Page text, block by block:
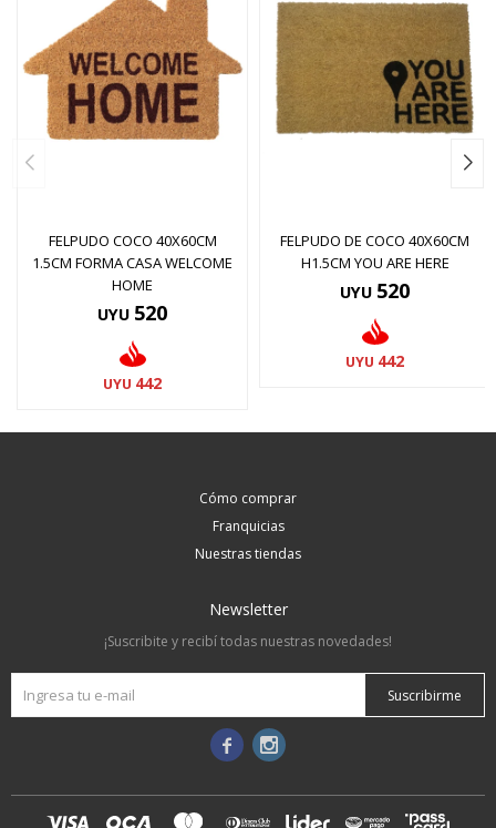
FELPUDO COCO 40X60CM
1.5CM FORMA CASA WELCOME
HOME
UYU 520
UYU 442
FELPUDO DE COCO 40X60CM
H1.5CM YOU ARE HERE
UYU 520
UYU 442
Cómo comprar
Franquicias
Nuestras tiendas
Newsletter
¡Suscribite y recibí todas nuestras novedades!
Suscribirme
 